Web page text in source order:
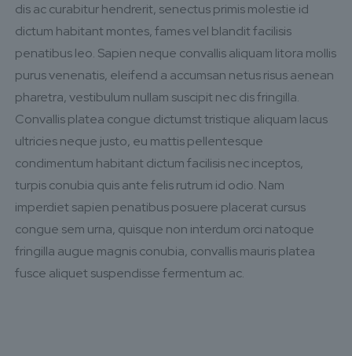
dis ac curabitur hendrerit, senectus primis molestie id
dictum habitant montes, fames vel blandit facilisis
penatibus leo. Sapien neque convallis aliquam litora mollis
purus venenatis, eleifend a accumsan netus risus aenean
pharetra, vestibulum nullam suscipit nec dis fringilla.
Convallis platea congue dictumst tristique aliquam lacus
ultricies neque justo, eu mattis pellentesque
condimentum habitant dictum facilisis nec inceptos,
turpis conubia quis ante felis rutrum id odio. Nam
imperdiet sapien penatibus posuere placerat cursus
congue sem urna, quisque non interdum orci natoque
fringilla augue magnis conubia, convallis mauris platea
fusce aliquet suspendisse fermentum ac.